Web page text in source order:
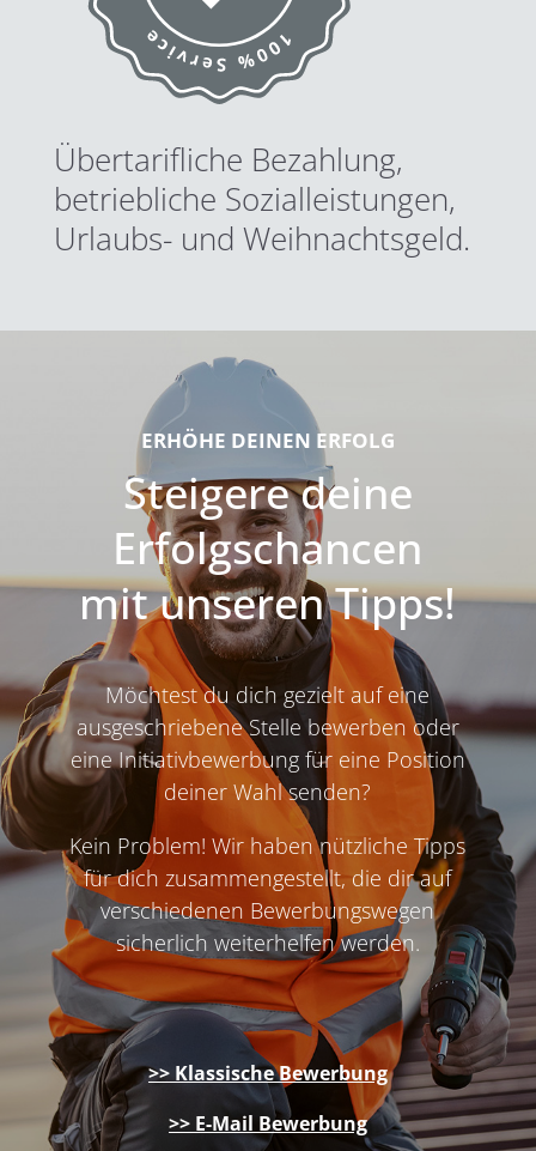
Übertarifliche Bezahlung,
betriebliche Sozialleistungen,
Urlaubs- und Weihnachtsgeld.
ERHÖHE DEINEN ERFOLG
Steigere deine
Erfolgschancen
mit unseren Tipps!
Möchtest du dich gezielt auf eine
ausgeschriebene Stelle bewerben oder
eine Initiativbewerbung für eine Position
deiner Wahl senden?
Kein Problem! Wir haben nützliche Tipps
für dich zusammengestellt, die dir auf
verschiedenen Bewerbungswegen
sicherlich weiterhelfen werden.
>> Klassische Bewerbung
>> E-Mail Bewerbung